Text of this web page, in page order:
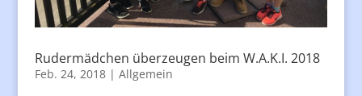
Rudermädchen überzeugen beim W.A.K.I. 2018
Feb. 24, 2018| Allgemein